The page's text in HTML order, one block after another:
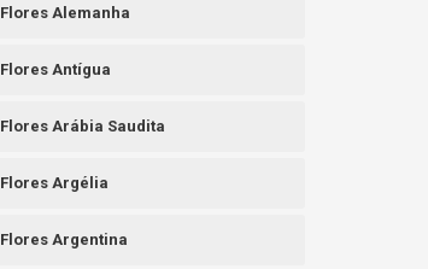
Flores Alemanha
Flores Antígua
Flores Arábia Saudita
Flores Argélia
Flores Argentina